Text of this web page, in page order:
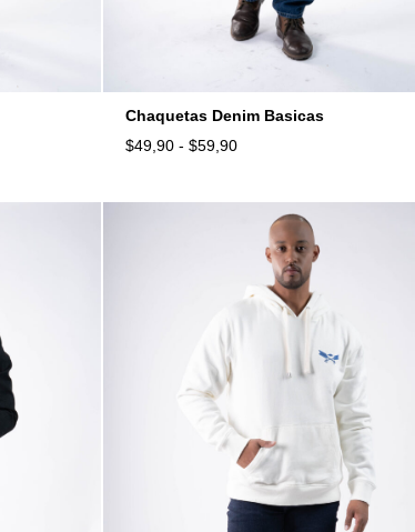
Chaquetas Denim Basicas
$49,90 - $59,90